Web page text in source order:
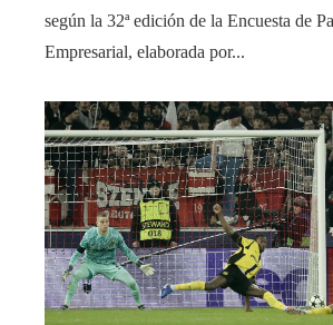
según la 32ª edición de la Encuesta de
Empresarial, elaborada por...